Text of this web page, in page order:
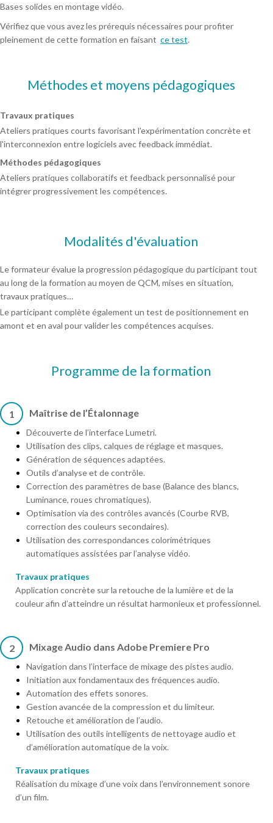
Bases solides en montage vidéo.
Vérifiez que vous avez les prérequis nécessaires pour profiter
pleinement de cette formation en faisant ce test.
Méthodes et moyens pédagogiques
Travaux pratiques
Ateliers pratiques courts favorisant l'expérimentation concrète et
l'interconnexion entre logiciels avec feedback immédiat.
Méthodes pédagogiques
Ateliers pratiques collaboratifs et feedback personnalisé pour
intégrer progressivement les compétences.
Modalités d'évaluation
Le formateur évalue la progression pédagogique du participant tout
au long de la formation au moyen de QCM, mises en situation,
travaux pratiques…
Le participant complète également un test de positionnement en
amont et en aval pour valider les compétences acquises.
Programme de la formation
1 Maîtrise de l’Étalonnage
Découverte de l’interface Lumetri.
Utilisation des clips, calques de réglage et masques.
Génération de séquences adaptées.
Outils d’analyse et de contrôle.
Correction des paramètres de base (Balance des blancs,
Luminance, roues chromatiques).
Optimisation via des contrôles avancés (Courbe RVB,
correction des couleurs secondaires).
Utilisation des correspondances colorimétriques
automatiques assistées par l’analyse vidéo.
Travaux pratiques
Application concrète sur la retouche de la lumière et de la
couleur afin d’atteindre un résultat harmonieux et professionnel.
2 Mixage Audio dans Adobe Premiere Pro
Navigation dans l’interface de mixage des pistes audio.
Initiation aux fondamentaux des fréquences audio.
Automation des effets sonores.
Gestion avancée de la compression et du limiteur.
Retouche et amélioration de l’audio.
Utilisation des outils intelligents de nettoyage audio et
d’amélioration automatique de la voix.
Travaux pratiques
Réalisation du mixage d’une voix dans l’environnement sonore
d’un film.